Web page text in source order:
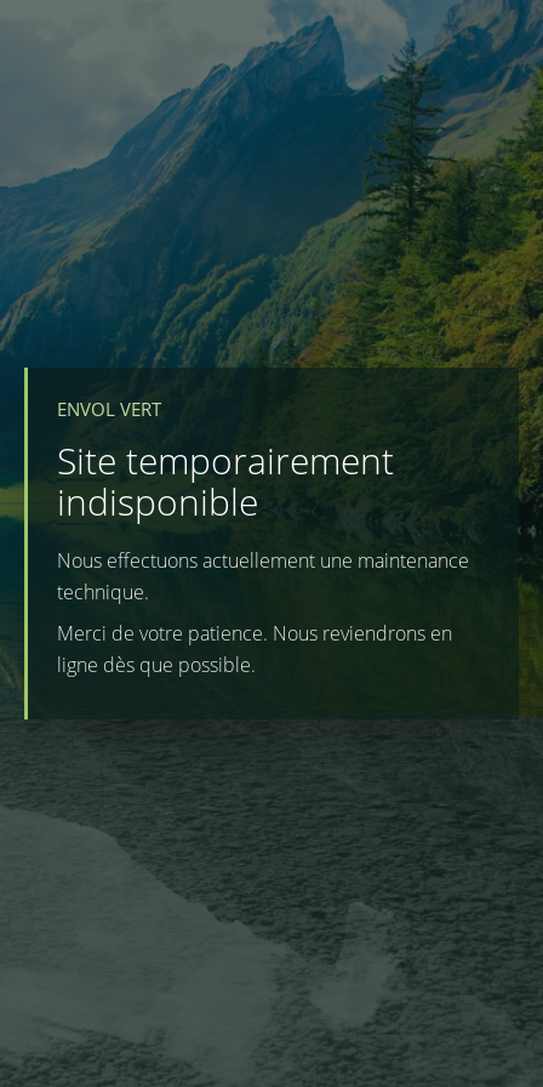
ENVOL VERT
Site temporairement
indisponible
Nous effectuons actuellement une maintenance
technique.
Merci de votre patience. Nous reviendrons en
ligne dès que possible.